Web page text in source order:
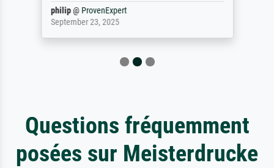
philip@ ProvenExpert
September 23, 2025
Questions fréquemment
posées sur Meisterdrucke